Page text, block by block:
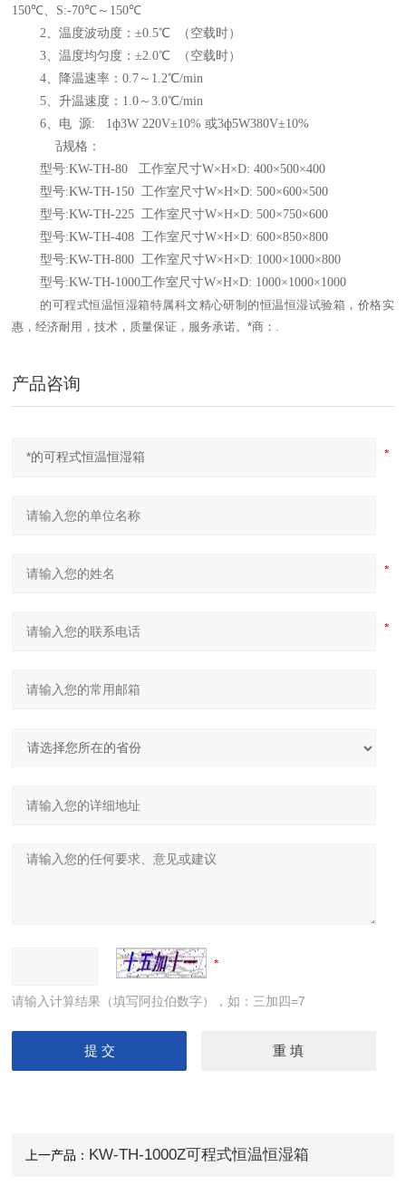
150℃ 、S:-70℃ ～150℃
2、温度波动度：±0.5℃
（空载时）
3、温度均匀度：±2.0℃ （空载时）
4、降温速率：0.7～1.2℃/min
5、升温速度：1.0～3.0℃/min
6
电 源:
1ф3W 220V±10% 或3ф5W380V±10%
产品规格：
型号:KW-TH-80 工作室尺寸W×H×D: 400×500×400
型号:KW-TH-150 工作室尺寸W×H×D: 500×600×500
型号:KW-TH-225 工作室尺寸W×H×D: 500×750×600
型号:KW-TH-408 工作室尺寸W×H×D: 600×850×800
型号:KW-TH-800 工作室尺寸W×H×D: 1000×1000×800
型号:KW-TH-1000工作室尺寸W×H×D: 1000×1000×1000
的可程式恒温恒湿箱特属科文精心研制的恒温恒湿试验箱，价格实
惠，经济耐用，技术，质量保证，服务承诺。*商：.
产品咨询
请输入计算结果（填写阿拉伯数字），如：三加四=7
上一产品： KW-TH-1000Z可程式恒温恒湿箱